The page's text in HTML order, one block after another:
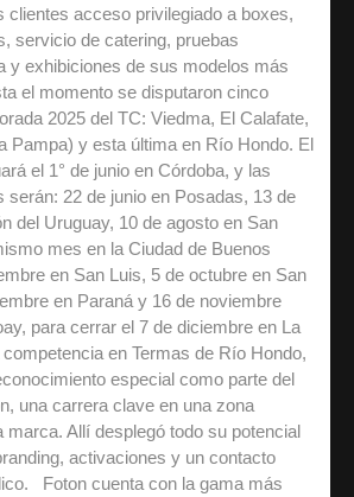
clientes acceso privilegiado a boxes,
servicio de catering, pruebas
y exhibiciones de sus modelos más
el momento se disputaron cinco
2025 del TC: Viedma, El Calafate,
Pampa) y esta última en Río Hondo. El
el 1° de junio en Córdoba, y las
serán: 22 de junio en Posadas, 13 de
del Uruguay, 10 de agosto en San
mes en la Ciudad de Buenos
en San Luis, 5 de octubre en San
en Paraná y 16 de noviembre
para cerrar el 7 de diciembre en La
en Termas de Río Hondo,
especial como parte del
una carrera clave en una zona
marca. Allí desplegó todo su potencial
activaciones y un contacto
Foton cuenta con la gama más